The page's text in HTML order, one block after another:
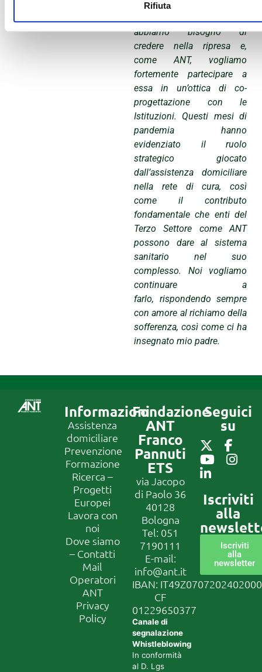
Rifiuta
migliore, più stabile e più
abbiamo bisogno di
credere nella ripresa e,
come ANT, vogliamo
fortemente partecipare a
essa in un’ottica di co-
progettazione con le
Istituzioni. Questi mesi di
pandemia hanno
evidenziato il ruolo
strategico giocato
dall’assistenza domiciliare
nella rete di cura, così
come il contributo
fondamentale che enti del
Terzo Settore come ANT
possono dare al sistema
sanitario nel suo
complesso. Noi vogliamo
continuare a
farlo, rispondendo sempre
con amore al richiamo della
sofferenza, così come ci ha
insegnato mio padre.
Informazioni
Assistenza
domiciliare
Prevenzione
Formazione
Ricerca –
Progetti
Europei
Lavora con
noi
Dove siamo
– Contatti
Mail
Operatori
ANT
Privacy
Policy
Fondazione
ANT
Franco
Pannuti
ETS
via Jacopo
di Paolo 36
40128
Bologna
Tel: 051
7190111
E-mail:
info@ant.it
IBAN:
CF
01229650377
Canale di
segnalazione
Whistleblowing
In conformità
al D. Lgs
Seguici
su
Iscriviti
alla
Iscriviti
alla
newsletter